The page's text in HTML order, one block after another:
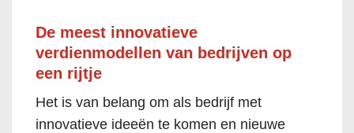
De meest innovatieve
verdienmodellen van bedrijven op
een rijtje
Het is van belang om als bedrijf met
innovatieve ideeën te komen en nieuwe